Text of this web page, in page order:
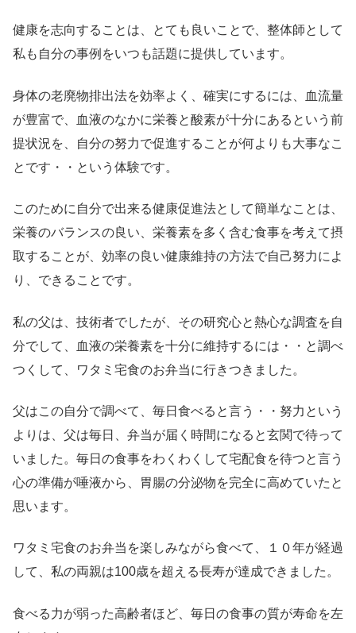
健康を志向することは、とても良いことで、整体師として
私も自分の事例をいつも話題に提供しています。
身体の老廃物排出法を効率よく、確実にするには、血流量
が豊富で、血液のなかに栄養と酸素が十分にあるという前
提状況を、自分の努力で促進することが何よりも大事なこ
とです・・という体験です。
このために自分で出来る健康促進法として簡単なことは、
栄養のバランスの良い、栄養素を多く含む食事を考えて摂
取することが、効率の良い健康維持の方法で自己努力によ
り、できることです。
私の父は、技術者でしたが、その研究心と熱心な調査を自
分でして、血液の栄養素を十分に維持するには・・と調べ
つくして、ワタミ宅食のお弁当に行きつきました。
父はこの自分で調べて、毎日食べると言う・・努力という
よりは、父は毎日、弁当が届く時間になると玄関で待って
いました。毎日の食事をわくわくして宅配食を待つと言う
心の準備が唾液から、胃腸の分泌物を完全に高めていたと
思います。
ワタミ宅食のお弁当を楽しみながら食べて、１０年が経過
して、私の両親は100歳を超える長寿が達成できました。
食べる力が弱った高齢者ほど、毎日の食事の質が寿命を左